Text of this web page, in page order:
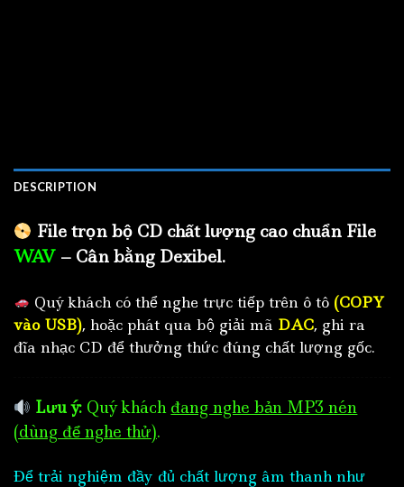
DESCRIPTION
File trọn bộ CD chất lượng cao chuẩn File
WAV – Cân bằng Dexibel.
Quý khách có thể nghe trực tiếp trên ô tô (COPY
vào USB), hoặc phát qua bộ giải mã DAC, ghi ra
đĩa nhạc CD để thưởng thức đúng chất lượng gốc.
Lưu ý: Quý khách đang nghe bản MP3 nén
(dùng để nghe thử).
Để trải nghiệm đầy đủ chất lượng âm thanh như